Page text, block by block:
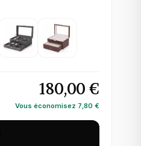
180,00 €
Vous économisez 7,80 €